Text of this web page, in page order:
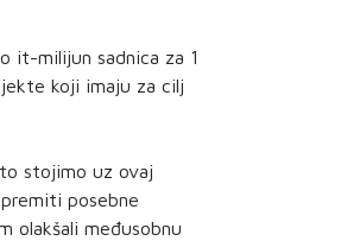
it-milijun sadnica za 1
koji imaju za cilj
stojimo uz ovaj
posebne
olakšali međusobnu